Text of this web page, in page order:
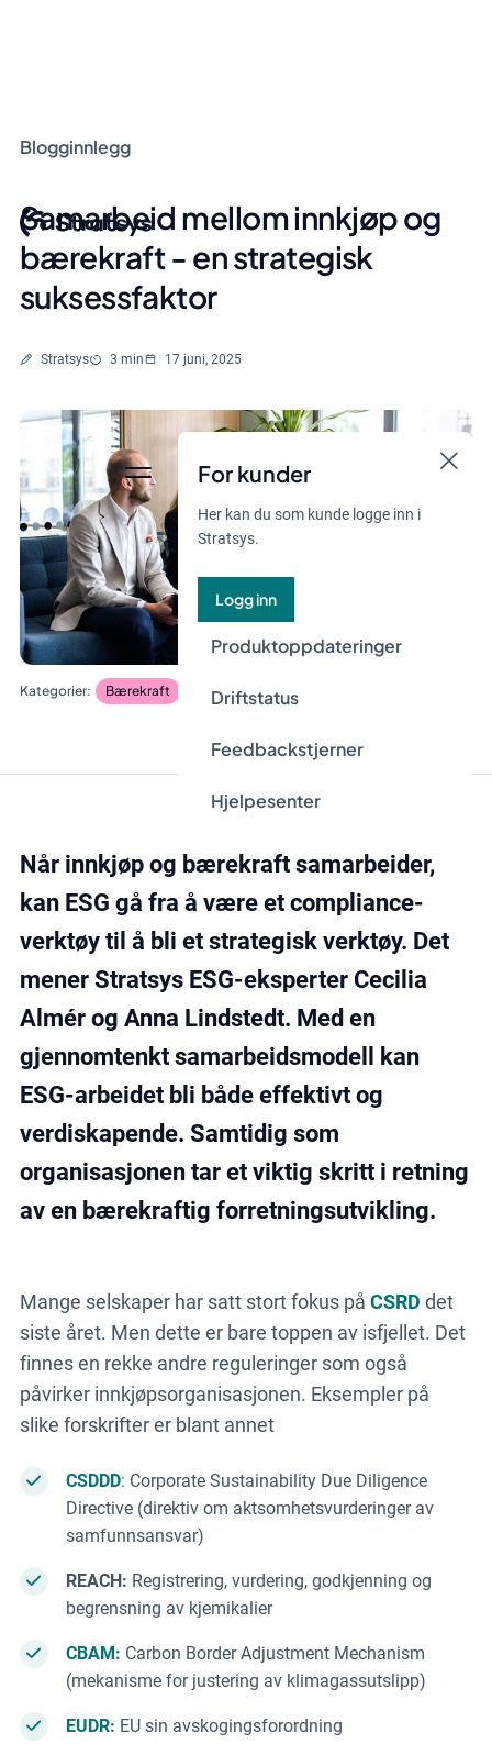
For kunder
Her kan du som kunde logge inn i
Stratsys.
Logg inn
Produktoppdateringer
Driftstatus
Feedbackstjerner
Hjelpesenter
Blogginnlegg
Samarbeid mellom innkjøp og
bærekraft - en strategisk
suksessfaktor
Skrevet av
Stratsys Lesetid
3 min 17 juni, 2025
Bærekraft Due Diligence
Når innkjøp og bærekraft samarbeider,
kan ESG gå fra å være et compliance-
verktøy til å bli et strategisk verktøy. Det
mener Stratsys ESG-eksperter Cecilia
Almér og Anna Lindstedt. Med en
gjennomtenkt samarbeidsmodell kan
ESG-arbeidet bli både effektivt og
verdiskapende. Samtidig som
organisasjonen tar et viktig skritt i retning
av en bærekraftig forretningsutvikling.
Mange selskaper har satt stort fokus på CSRD det
siste året. Men dette er bare toppen av isfjellet. Det
finnes en rekke andre reguleringer som også
påvirker innkjøpsorganisasjonen. Eksempler på
slike forskrifter er blant annet
CSDDD: Corporate Sustainability Due Diligence
Directive (direktiv om aktsomhetsvurderinger av
samfunnsansvar)
REACH: Registrering, vurdering, godkjenning og
begrensning av kjemikalier
CBAM: Carbon Border Adjustment Mechanism
(mekanisme for justering av klimagassutslipp)
EUDR: EU sin avskogingsforordning